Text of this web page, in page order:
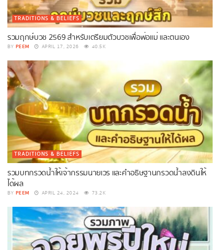
TRADITIONS & BELIEFS
รวมฤกษ์บวช 2569 สำหรับเตรียมตัวบวชเพื่อพ่อแม่ และตนเอง
BY PEEM APRIL 17, 2026 40.5K
TRADITIONS & BELIEFS
รวมบทกรวดน้ำให้เจ้ากรรมนายเวร และคำอธิษฐานกรวดน้ำลงดินให้
ได้ผล
BY PEEM APRIL 24, 2024 73.2K